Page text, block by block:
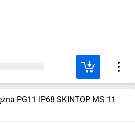
PG11 IP68 SKINTOP MS 11